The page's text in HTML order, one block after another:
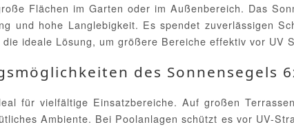
Flächen im Garten oder im Außenbereich. Das
und hohe Langlebigkeit. Es spendet zuverlässigen
ideale Lösung, um größere Bereiche effektiv vor UV
des Sonnensegels
für vielfältige Einsatzbereiche. Auf großen
Ambiente. Bei Poolanlagen schützt es vor UV-